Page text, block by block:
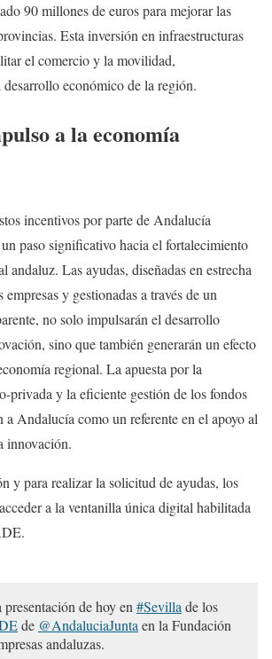
90 millones de euros para mejorar las
Esta inversión en infraestructuras
el comercio y la movilidad,
económico de la región.
a la economía
incentivos por parte de Andalucía
paso significativo hacia el fortalecimiento
andaluz. Las ayudas, diseñadas en estrecha
y gestionadas a través de un
no solo impulsarán el desarrollo
sino que también generarán un efecto
regional. La apuesta por la
privada y la eficiente gestión de los fondos
a Andalucía como un referente en el apoyo al
innovación.
y para realizar la solicitud de ayudas, los
a la ventanilla única digital habilitada
de hoy en #Sevilla de los
de @AndaluciaJunta en la Fundación
andaluzas.